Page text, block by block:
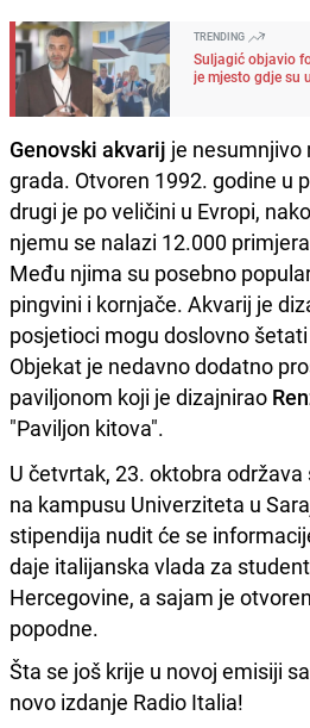
TRENDING
Suljagić objavio
je mjesto gdje su
Genovski akvarij je nesumnjivo
grada. Otvoren 1992. godine u
drugi je po veličini u Evropi,
njemu se nalazi 12.000
Među njima su posebno
pingvini i kornjače. Akvarij je
posjetioci mogu doslovno
Objekat je nedavno dodatno
paviljonom koji je dizajnirao
"Paviljon kitova".
U četvrtak, 23. oktobra održava
na kampusu Univerziteta u
stipendija nudit će se
daje italijanska vlada za
Hercegovine, a sajam je
popodne.
Šta se još krije u novoj emisiji
novo izdanje Radio Italia!